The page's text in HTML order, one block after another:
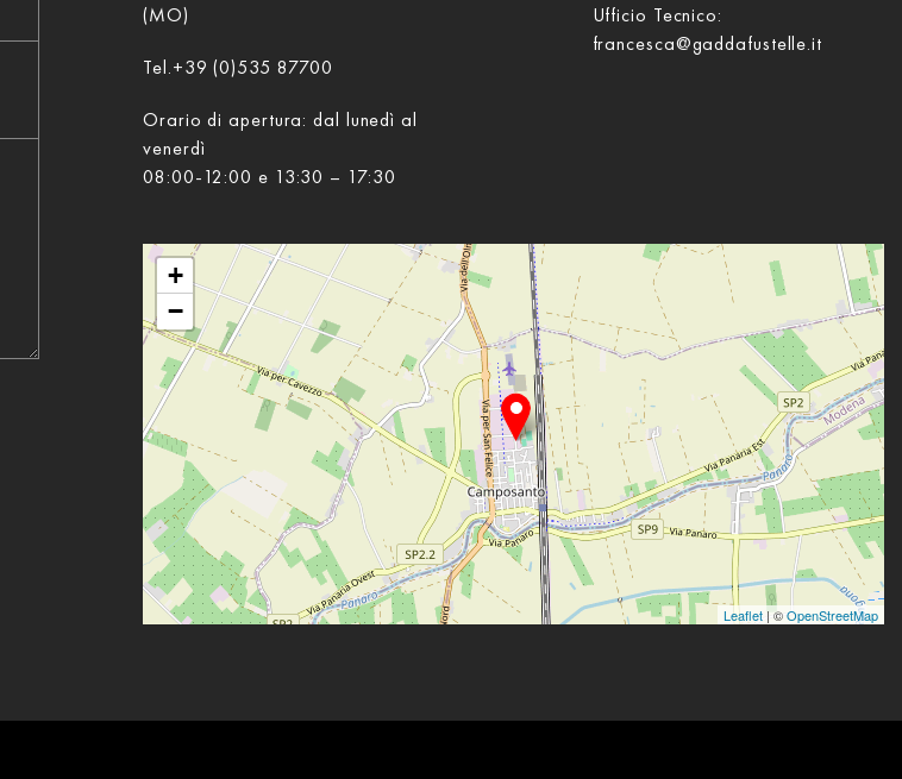
(MO)
Tel.+39 (0)535 87700
Orario di apertura: dal lunedì al
venerdì
08:00-12:00 e 13:30 – 17:30
Ufficio Tecnico:
francesca@gaddafustelle.it
+
−
Leaflet| ©OpenStreetMap